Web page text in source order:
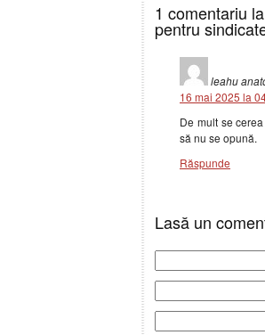
1 comentariu
pentru
leahu
16 mai 2025 la
De mult se
să nu se opună.
Răspunde
Lasă un